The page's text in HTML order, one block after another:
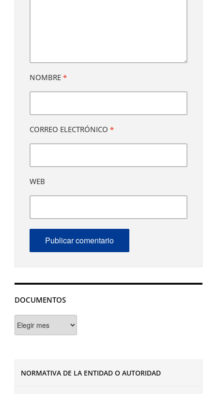
DOCUMENTOS
NORMATIVA DE LA ENTIDAD O AUTORIDAD
NOMBRE *
CORREO ELECTRÓNICO *
WEB